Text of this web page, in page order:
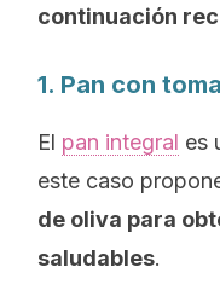
continuación
1. Pan con
El pan integral es
este caso
de oliva para
saludables.